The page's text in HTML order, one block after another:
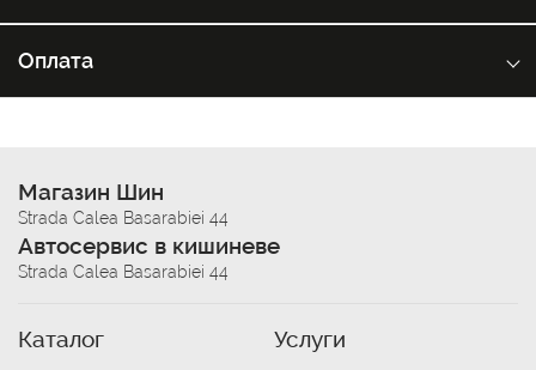
Оплата
Магазин Шин
Strada Calea Basarabiei 44
Автосервис в кишиневе
Strada Calea Basarabiei 44
Каталог Услуги